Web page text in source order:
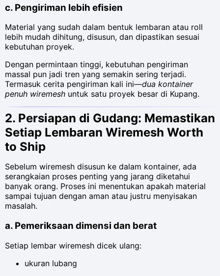
c. Pengiriman lebih efisien
Material yang sudah dalam bentuk lembaran atau roll
lebih mudah dihitung, disusun, dan dipastikan sesuai
kebutuhan proyek.
Dengan permintaan tinggi, kebutuhan pengiriman
massal pun jadi tren yang semakin sering terjadi.
Termasuk cerita pengiriman kali ini—dua kontainer
penuh wiremesh untuk satu proyek besar di Kupang.
2. Persiapan di Gudang: Memastikan
Setiap Lembaran Wiremesh Worth
to Ship
Sebelum wiremesh disusun ke dalam kontainer, ada
serangkaian proses penting yang jarang diketahui
banyak orang. Proses ini menentukan apakah material
sampai tujuan dengan aman atau justru menyisakan
masalah.
a. Pemeriksaan dimensi dan berat
Setiap lembar wiremesh dicek ulang:
ukuran lubang